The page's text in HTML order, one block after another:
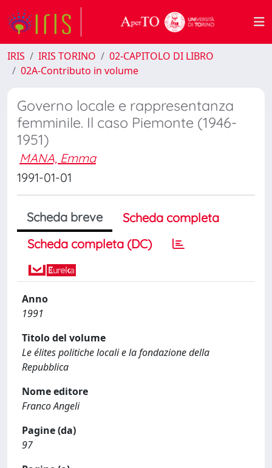
IRIS IRIS TORINO
02-CAPITOLO DI LIBRO
02A-Contributo in volume
Governo locale e rappresentanza
femminile. Il caso Piemonte (1946-
1951)
MANA, Emma
1991-01-01
Scheda breve
Scheda completa
Scheda completa (DC)
Anno
1991
Titolo del volume
Le élites politiche locali e la fondazione della
Repubblica
Nome editore
Franco Angeli
Pagine (da)
97